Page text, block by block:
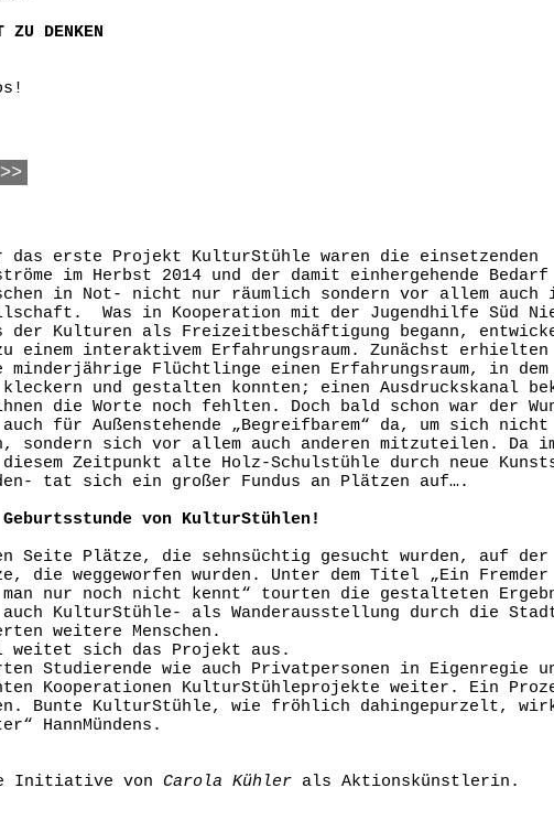
DENKEN
das erste Projekt KulturStühle waren die einsetzenden
im Herbst 2014 und der damit einhergehende
in Not- nicht nur räumlich sondern vor allem
Was in Kooperation mit der Jugendhilfe Süd
der Kulturen als Freizeitbeschäftigung begann,
einem interaktivem Erfahrungsraum. Zunächst
minderjährige Flüchtlinge einen Erfahrungsraum, in
kleckern und gestalten konnten; einen Ausdruckskanal
die Worte noch fehlten. Doch bald schon war der
auch für Außenstehende „Begreifbarem“ da, um sich
sondern sich vor allem auch anderen mitzuteilen. Da
Zeitpunkt alte Holz-Schulstühle durch neue
tat sich ein großer Fundus an Plätzen auf….
von KulturStühlen!
Seite Plätze, die sehnsüchtig gesucht wurden, auf der
die weggeworfen wurden. Unter dem Titel „Ein
man nur noch nicht kennt“ tourten die gestalteten
auch KulturStühle- als Wanderausstellung durch die
weitere Menschen.
weitet sich das Projekt aus.
Studierende wie auch Privatpersonen in Eigenregie
Kooperationen KulturStühleprojekte weiter. Ein
Bunte KulturStühle, wie fröhlich dahingepurzelt,
HannMündens.
Initiative von Carola Kühler als Aktionskünstlerin.